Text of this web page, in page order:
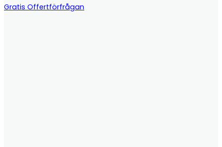
Gratis Offertförfrågan